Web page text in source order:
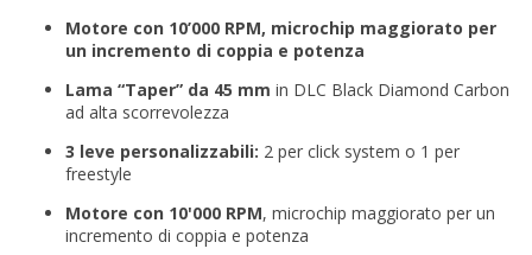
Motore con 10’000 RPM, microchip maggiorato per
un incremento di coppia e potenza
Lama “Taper” da 45 mm in DLC Black Diamond Carbon
ad alta scorrevolezza
3 leve personalizzabili: 2 per click system o 1 per
freestyle
Motore con 10'000 RPM, microchip maggiorato per un
incremento di coppia e potenza